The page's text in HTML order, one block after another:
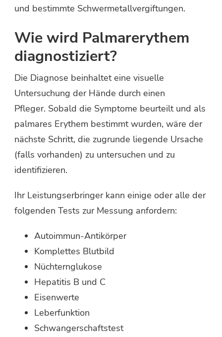
und bestimmte Schwermetallvergiftungen.
Wie wird Palmarerythem
diagnostiziert?
Die Diagnose beinhaltet eine visuelle
Untersuchung der Hände durch einen
Pfleger. Sobald die Symptome beurteilt und als
palmares Erythem bestimmt wurden, wäre der
nächste Schritt, die zugrunde liegende Ursache
(falls vorhanden) zu untersuchen und zu
identifizieren.
Ihr Leistungserbringer kann einige oder alle der
folgenden Tests zur Messung anfordern:
Autoimmun-Antikörper
Komplettes Blutbild
Nüchternglukose
Hepatitis B und C
Eisenwerte
Leberfunktion
Schwangerschaftstest